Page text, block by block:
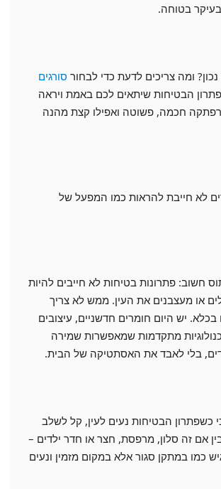
בטוחה.
ומה צריכים לדעת כדי לבחור סורגים
פתרון הבטיחות שיתאים לכם באמת ויראה
חכמה, פשוטה ואפילו קצת מהנה
לא חייבת להראות כמו המפעל של
חשוב: פתרונות בטיחות לא חייבים להיות
או מעצבנים את העין. ממש לא צריך
יש היום חומרים חדשניים, עיצובים
מתקדמות שמאפשרות שמירה
בלי לאבד את האסתטיקה של הבית.
כשפתרון הבטיחות נעים לעין, קל לשלב
אם זה סלון, מרפסת, חצר או חדר ילדים –
כמו במתקן סגור אלא במקום מזמין ונעים